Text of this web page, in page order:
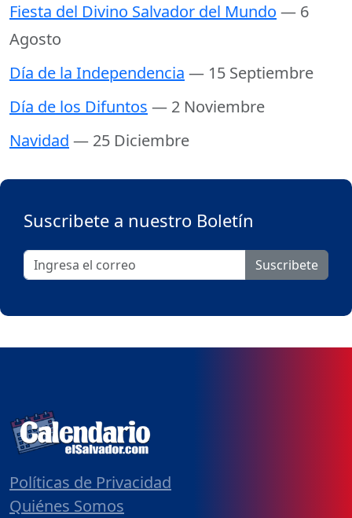
Fiesta del Divino Salvador del Mundo — 6
Agosto
Día de la Independencia — 15 Septiembre
Día de los Difuntos — 2 Noviembre
Navidad — 25 Diciembre
Suscribete a nuestro Boletín
Suscribete
Políticas de Privacidad
Quiénes Somos